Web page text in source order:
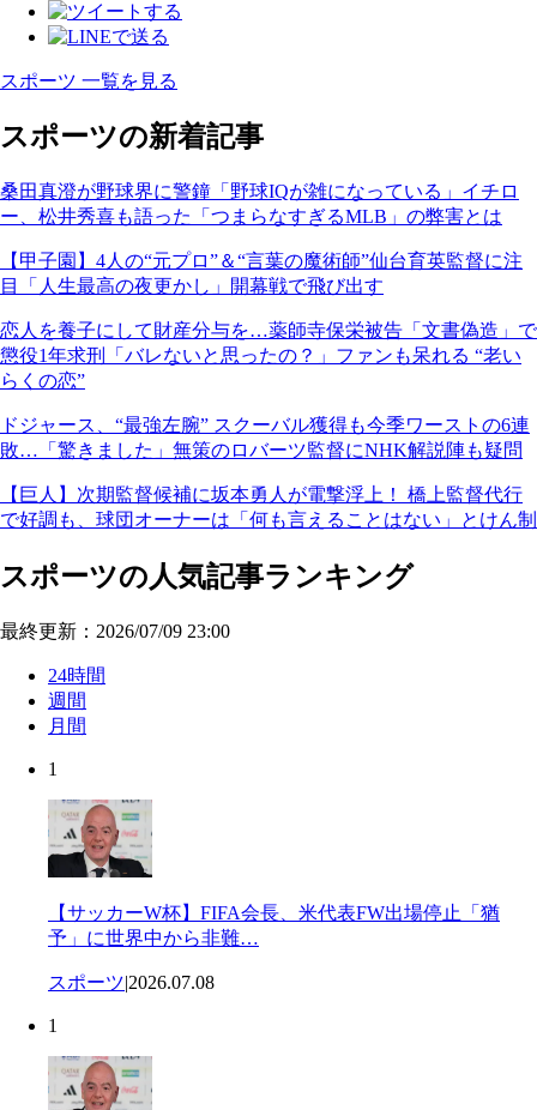
スポーツ 一覧を見る
スポーツの新着記事
桑田真澄が野球界に警鐘「野球IQが雑になっている」イチロ
ー、松井秀喜も語った「つまらなすぎるMLB」の弊害とは
【甲子園】4人の“元プロ”＆“言葉の魔術師”仙台育英監督に注
目「人生最高の夜更かし」開幕戦で飛び出す
恋人を養子にして財産分与を…薬師寺保栄被告「文書偽造」で
懲役1年求刑「バレないと思ったの？」ファンも呆れる “老い
らくの恋”
ドジャース、“最強左腕” スクーバル獲得も今季ワーストの6連
敗…「驚きました」無策のロバーツ監督にNHK解説陣も疑問
【巨人】次期監督候補に坂本勇人が電撃浮上！ 橋上監督代行
で好調も、球団オーナーは「何も言えることはない」とけん制
スポーツの人気記事ランキング
最終更新：2026/07/09 23:00
24時間
週間
月間
1
【サッカーW杯】FIFA会長、米代表FW出場停止「猶
予」に世界中から非難…
スポーツ|2026.07.08
1